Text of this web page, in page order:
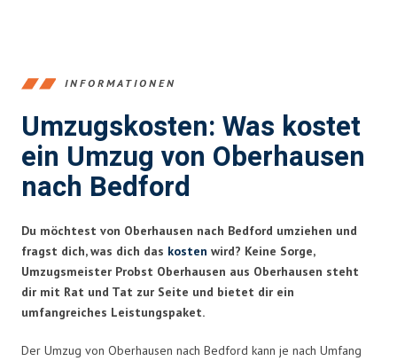
INFORMATIONEN
Umzugskosten: Was kostet
ein Umzug von Oberhausen
nach Bedford
Du möchtest von Oberhausen nach Bedford umziehen und
fragst dich, was dich das kosten wird? Keine Sorge,
Umzugsmeister Probst Oberhausen aus Oberhausen steht
dir mit Rat und Tat zur Seite und bietet dir ein
umfangreiches Leistungspaket.
Der Umzug von Oberhausen nach Bedford kann je nach Umfang